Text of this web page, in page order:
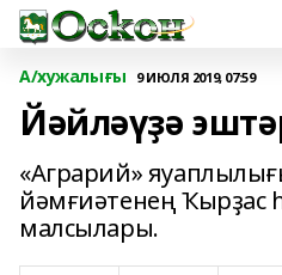
А/хужалығы 9 ИЮЛЯ 2019, 07:59
Йәйләүҙә
«Аграрий»
йәмғиәтенең Ҡырҙас
малсылары.